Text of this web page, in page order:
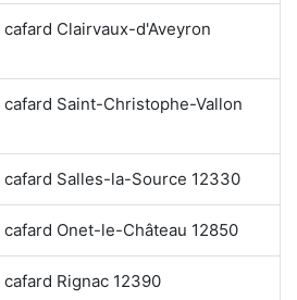
Clairvaux-d'Aveyron
Saint-Christophe-Vallon
Salles-la-Source 12330
Onet-le-Château 12850
Rignac 12390